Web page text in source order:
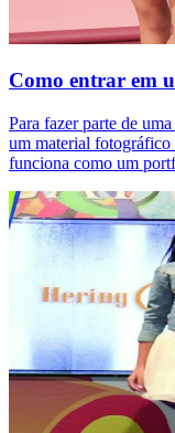
Como entrar em
Para fazer parte de
um material
funciona como um